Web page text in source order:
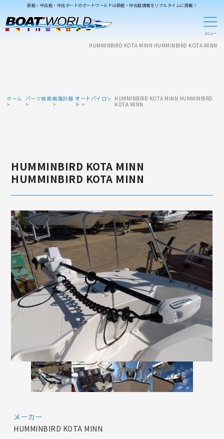
新艇・中古艇・中古ボートのボートワールドは新艇・中古艇情報をリアルタイムに掲載！
HUMMINBIRD KOTA MINN HUMMINBIRD KOTA MINN
ホーム パーツ検索航海計器 オートパイロッ
ト
HUMMINBIRD KOTA MINN HUMMINBIRD
KOTA MINN
HUMMINBIRD KOTA MINN
HUMMINBIRD KOTA MINN
メーカー
HUMMINBIRD KOTA MINN